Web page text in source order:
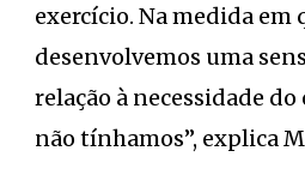
exercício. Na medida em
desenvolvemos uma
relação à necessidade
não tínhamos”, explica